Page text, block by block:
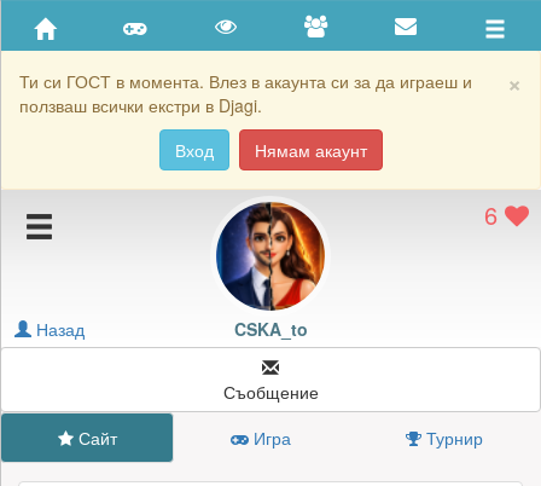
×
Ти си ГОСТ в момента. Влез в акаунта си за да играеш и
ползваш всички екстри в Djagi.
Вход
Нямам акаунт
Приятели
Хронология на игри
Подаръците на CSKA_to
Картичките на CSKA_to
Блокирай CSKA_to
6
CSKA_to
Назад
Съобщение
Сайт
Игра Турнир